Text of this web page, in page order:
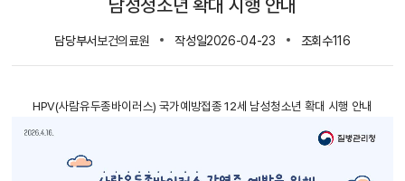
남성청소년 확대 시행 안내
담당부서보건의료원 작성일2026-04-23 조회수116
HPV(사람유두종바이러스) 국가예방접종 12세 남성청소년 확대 시행 안내